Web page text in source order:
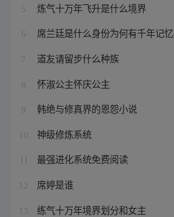
5 炼气十万年飞升是什么境界
6 席兰廷是什么身份为何有千年记忆
7 道友请留步什么种族
8 怀淑公主怀庆公主
9 韩绝与修真界的恩怨小说
10 神级修炼系统
最强进化系统免费阅读
12 席婷是谁
13 练气十万年境界划分和女主